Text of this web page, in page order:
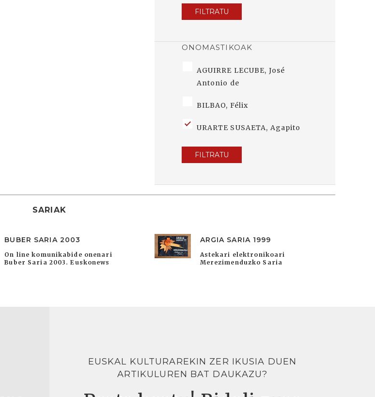
FILTRATU
ONOMASTIKOAK
AGUIRRE LECUBE, José
Antonio de
BILBAO, Félix
URARTE SUSAETA, Agapito
FILTRATU
SARIAK
BUBER SARIA 2003
On line komunikabide onenari
Buber Saria 2003. Euskonews
ARGIA SARIA 1999
Astekari elektronikoari
Merezimenduzko Saria
EUSKAL KULTURAREKIN ZER IKUSIA DUEN
ARTIKULUREN BAT DAUKAZU?